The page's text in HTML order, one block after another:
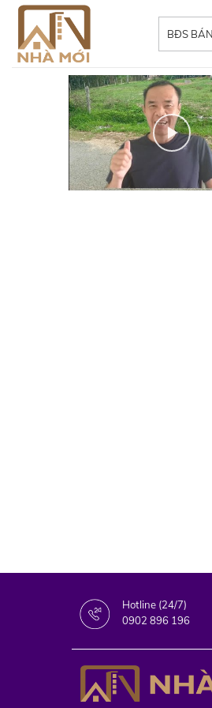
Skip
content
Hotline (24/7)
0902 896 196